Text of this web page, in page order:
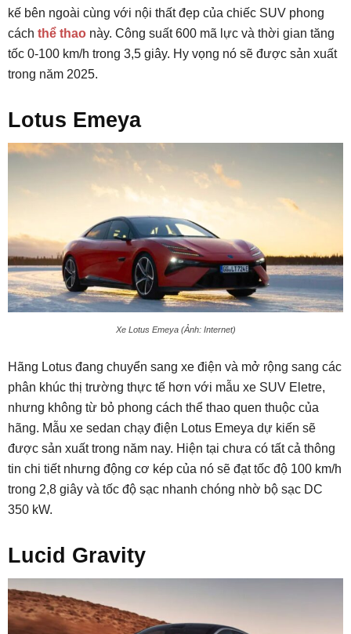
kế bên ngoài cùng với nội thất đẹp của chiếc SUV phong
cách thể thao này. Công suất 600 mã lực và thời gian tăng
tốc 0-100 km/h trong 3,5 giây. Hy vọng nó sẽ được sản xuất
trong năm 2025.
Lotus Emeya
Xe Lotus Emeya (Ảnh: Internet)
Hãng Lotus đang chuyển sang xe điện và mở rộng sang các
phân khúc thị trường thực tế hơn với mẫu xe SUV Eletre,
nhưng không từ bỏ phong cách thể thao quen thuộc của
hãng. Mẫu xe sedan chạy điện Lotus Emeya dự kiến sẽ
được sản xuất trong năm nay. Hiện tại chưa có tất cả thông
tin chi tiết nhưng động cơ kép của nó sẽ đạt tốc độ 100 km/h
trong 2,8 giây và tốc độ sạc nhanh chóng nhờ bộ sạc DC
350 kW.
Lucid Gravity